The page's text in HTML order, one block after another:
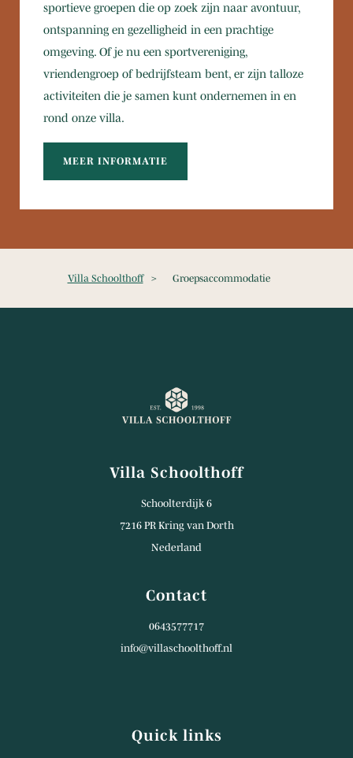
sportieve groepen die op zoek zijn naar avontuur,
ontspanning en gezelligheid in een prachtige
omgeving. Of je nu een sportvereniging,
vriendengroep of bedrijfsteam bent, er zijn talloze
activiteiten die je samen kunt ondernemen in en
rond onze villa.
MEER INFORMATIE
Villa Schoolthoff > Groepsaccommodatie
Villa Schoolthoff
Schoolterdijk 6
7216 PR Kring van Dorth
Nederland
Contact
0643577717
info@villaschoolthoff.nl
Quick links